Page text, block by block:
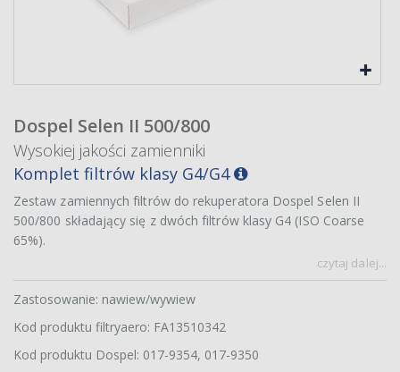
Dospel Selen II 500/800
Wysokiej jakości zamienniki
Komplet filtrów klasy G4/G4
Zestaw zamiennych filtrów do rekuperatora Dospel Selen II
500/800 składający się z dwóch filtrów klasy G4 (ISO Coarse
65%).
czytaj dalej...
Zastosowanie: nawiew/wywiew
Kod produktu filtryaero: FA13510342
Kod produktu Dospel: 017-9354, 017-9350